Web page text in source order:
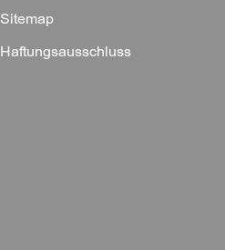
Sitemap
Haftungsausschluss